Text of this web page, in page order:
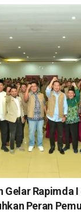
Gelar Rapimda
Peran